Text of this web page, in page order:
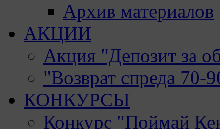
Архив материалов
АКЦИИ
Акция "Депозит за
"Возврат спреда 70-
КОНКУРСЫ
Конкурс "Поймай